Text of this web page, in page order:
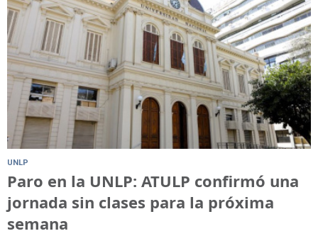
UNLP
Paro en la UNLP: ATULP confirmó una
jornada sin clases para la próxima
semana